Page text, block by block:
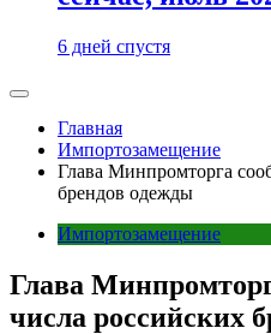
6 дней спустя
Главная
Импортозамещение
Глава Минпромторга
брендов одежды
Импортозамещение
Глава
числа российских